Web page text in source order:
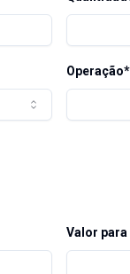
Operação*
Valor